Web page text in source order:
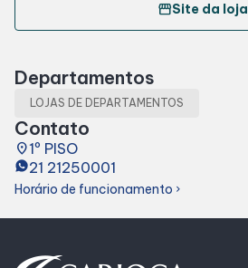
Lojas e Restaurantes
Lojas
Alimentação
storefrontSite da loja
Departamentos
LOJAS DE DEPARTAMENTOS
Contato
place1º PISO
21 21250001
Horário de funcionamento chevron_right